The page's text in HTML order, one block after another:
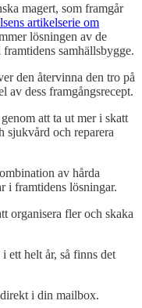
magert, som framgår
artikelserie om
lösningen av de
samhällsbygge.
den återvinna den tro på
av dess framgångsrecept.
att ta ut mer i skatt
sjukvård och reparera
av hårda
i framtidens lösningar.
organisera fler och skaka
ett helt år, så finns det
i din mailbox.